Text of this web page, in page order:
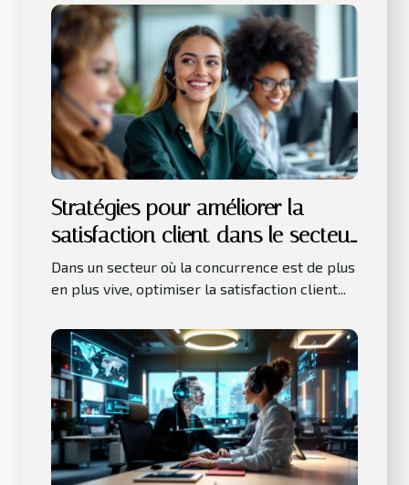
Stratégies pour améliorer la
satisfaction client dans le secteur
des services
Dans un secteur où la concurrence est de plus
en plus vive, optimiser la satisfaction client...